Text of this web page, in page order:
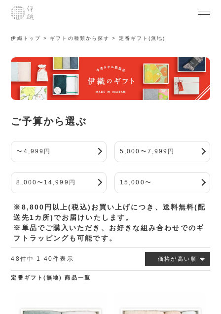
伊織トップ ギフトの種類から探す 定番ギフト(無地)
ご予算から選ぶ
〜4,999円 5,000〜7,999円
8,000〜14,999円 15,000〜
※8,800円以上(税込)お買い上げにつき、送料無料(配
送先1カ所)でお届けいたします。
※単品でご購入いただき、お好きな組み合わせでのギ
フトラッピングも可能です。
価格が高い順
48 件中 1-40件表示
定番ギフト(無地) 商品一覧